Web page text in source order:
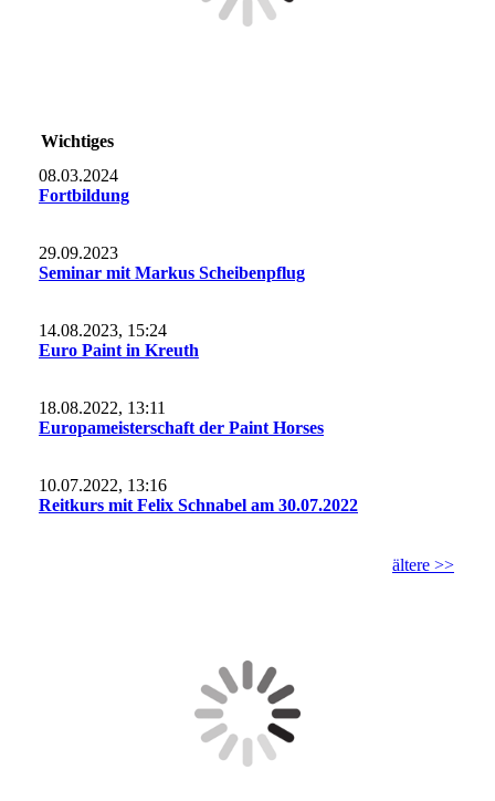
Wichtiges
08.03.2024
Fortbildung
29.09.2023
Seminar mit Markus Scheibenpflug
14.08.2023, 15:24
Euro Paint in Kreuth
18.08.2022, 13:11
Europameisterschaft der Paint Horses
10.07.2022, 13:16
Reitkurs mit Felix Schnabel am 30.07.2022
ältere >>